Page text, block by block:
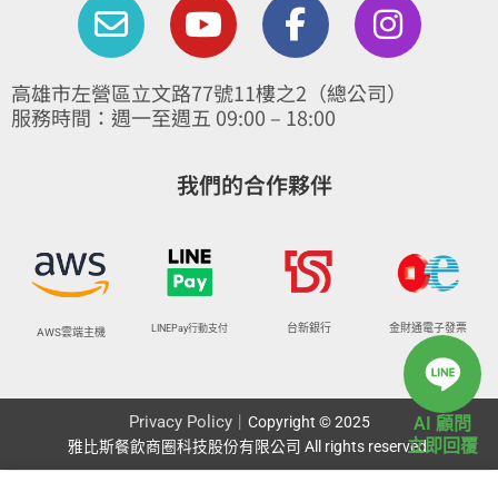
n
v
e
l
o
u
t
u
b
e
a
c
e
b
o
o
k
-
f
n
s
t
m
高雄市左營區立文路77號11樓之2（總公司）
服務時間：週一至週五 09:00 – 18:00
我們的合作夥伴
AWS雲端主機 LINEPay行動支付 台新銀行 金財通電子發票
Privacy Policy｜Copyright © 2025
雅比斯餐飲商圈科技股份有限公司 All rights reserved.
AI 顧問
立即回覆